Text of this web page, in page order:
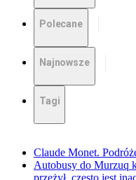
Polecane
Najnowsze
Tagi
Claude Monet.
Autobusy do Murzuq
przeżył, często jest